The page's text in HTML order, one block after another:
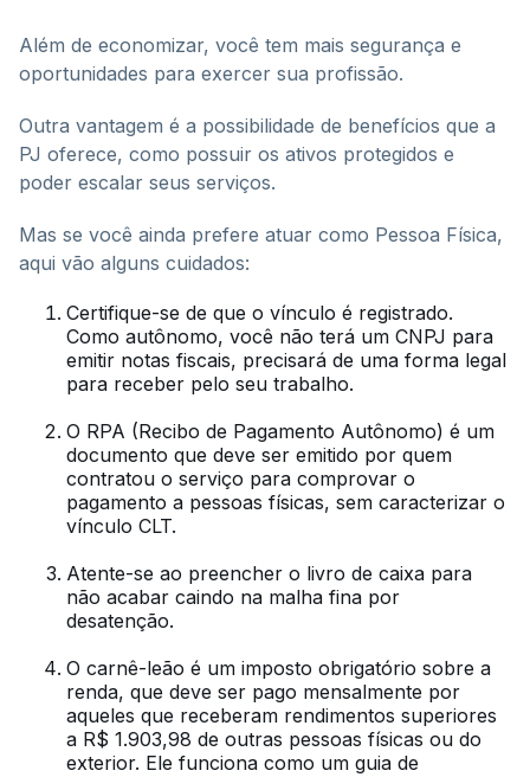
Além de economizar, você tem mais segurança e
oportunidades para exercer sua profissão.
Outra vantagem é a possibilidade de benefícios que a
PJ oferece, como possuir os ativos protegidos e
poder escalar seus serviços.
Mas se você ainda prefere atuar como Pessoa Física,
aqui vão alguns cuidados:
Certifique-se de que o vínculo é registrado.
Como autônomo, você não terá um CNPJ para
emitir notas fiscais, precisará de uma forma legal
para receber pelo seu trabalho.
O RPA (Recibo de Pagamento Autônomo) é um
documento que deve ser emitido por quem
contratou o serviço para comprovar o
pagamento a pessoas físicas, sem caracterizar o
vínculo CLT.
Atente-se ao preencher o livro de caixa para
não acabar caindo na malha fina por
desatenção.
O carnê-leão é um imposto obrigatório sobre a
renda, que deve ser pago mensalmente por
aqueles que receberam rendimentos superiores
a R$ 1.903,98 de outras pessoas físicas ou do
exterior. Ele funciona como um guia de